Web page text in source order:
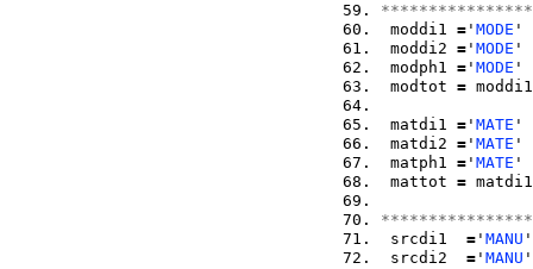
moddi1 = ' MODE '
moddi2 = ' MODE '
modph1 = ' MODE '
modtot =
matdi1 = ' MATE '
matdi2 = ' MATE '
matph1 = ' MATE '
mattot =
****************
srcdi1 = ' MANU
srcdi2 = ' MANU